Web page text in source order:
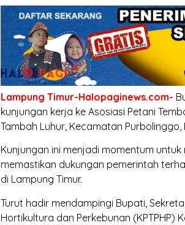
Lampung Timur-Halopaginews.com-
kunjungan kerja ke Asosiasi Petani
Tambah Luhur, Kecamatan
Kunjungan ini menjadi momentum
memastikan dukungan pemerintah
di Lampung Timur.
Turut hadir mendampingi Bupati,
Hortikultura dan Perkebunan (KPTPHP)